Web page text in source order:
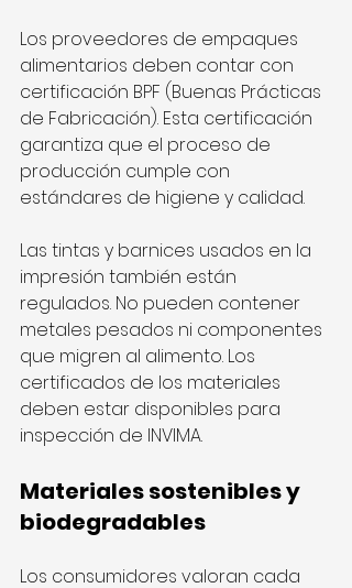
Los proveedores de empaques
alimentarios deben contar con
certificación BPF (Buenas Prácticas
de Fabricación). Esta certificación
garantiza que el proceso de
producción cumple con
estándares de higiene y calidad.
Las tintas y barnices usados en la
impresión también están
regulados. No pueden contener
metales pesados ni componentes
que migren al alimento. Los
certificados de los materiales
deben estar disponibles para
inspección de INVIMA.
Materiales sostenibles y
biodegradables
Los consumidores valoran cada